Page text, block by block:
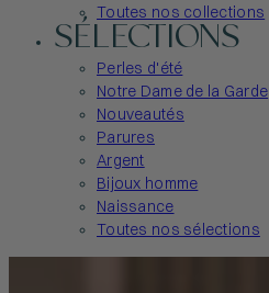
Toutes nos collections
SÉLECTIONS
Perles d'été
Notre Dame de la Garde
Nouveautés
Parures
Argent
Bijoux homme
Naissance
Toutes nos sélections